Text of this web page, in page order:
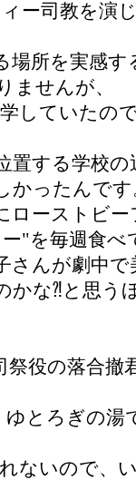
ー司教を演
場所を実感す
ませんが、
していたの
置する学校
かったんです
ローストビ
"を毎週食べ
さんが劇中
かな⁈と思う
役の落合撤
ゆとろぎの湯
ないので、